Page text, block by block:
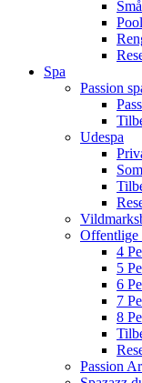
Spa
Passion
Udespa
Offentlige
4
5
6
7
8
Passion